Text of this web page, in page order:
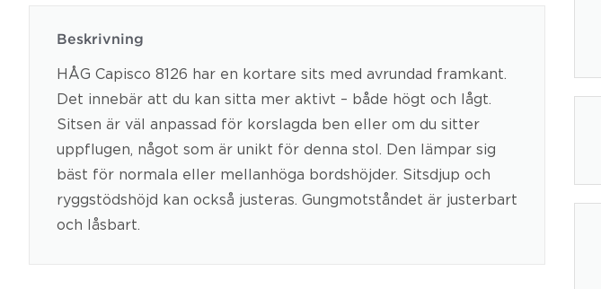
Beskrivning
HÅG Capisco 8126 har en kortare sits med avrundad framkant.
Det innebär att du kan sitta mer aktivt – både högt och lågt.
Sitsen är väl anpassad för korslagda ben eller om du sitter
uppflugen, något som är unikt för denna stol. Den lämpar sig
bäst för normala eller mellanhöga bordshöjder. Sitsdjup och
ryggstödshöjd kan också justeras. Gungmotståndet är justerbart
och låsbart.